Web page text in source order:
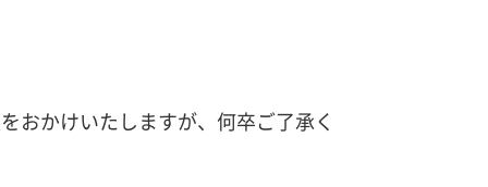
おかけいたしますが、何卒ご了承く